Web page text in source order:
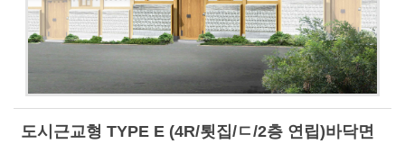
도시근교형 TYPE E (4R/툇집/ㄷ/2층 연립)바닥면